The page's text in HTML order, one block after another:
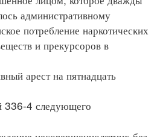
административному
потребление наркотических
и прекурсоров в
арест на пятнадцать
336-4 следующего